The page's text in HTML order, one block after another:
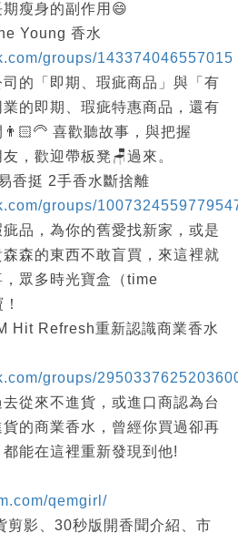
瘦身的副作用😄
Young 香水
groups/143374046557015
的「即期、瑕疵商品」與「有
的即期、瑕疵特惠商品，還有
喜歡聽故事，與把握
，歡迎帶板凳🪑過來。
香挺 2手香水斷捨離
groups/
品，為你的舊愛找新家，或是
森的東西不敢盲買，來這裡就
眾多時光寶盒（time
Hit Refresh重新認識商業香水
groups/
從來不進貨，或進口商認為台
的商業香水，曾經你買過卻再
能在這裡重新發現到他!
qemgirl/
剪影、30秒版開香聞介紹、市